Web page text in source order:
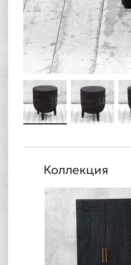
Коллекция